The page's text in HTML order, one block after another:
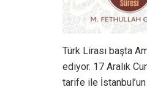
Türk Lirası başta
ediyor. 17 Aralık
tarife ile